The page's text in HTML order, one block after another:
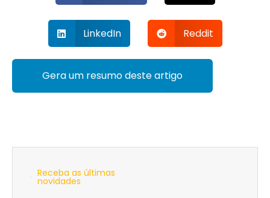
LinkedIn Reddit
Gera um resumo deste artigo
Receba as últimas
novidades